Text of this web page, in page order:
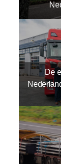
De